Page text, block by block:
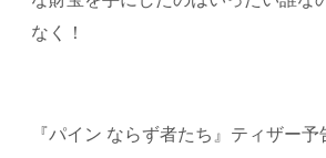
なく！
『パイン ならず者たち』ティザー予